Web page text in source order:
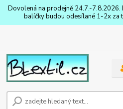
Dovolená na prodejně 24.7.-7.8.2026.
balíčky budou odesílané 1-2x za